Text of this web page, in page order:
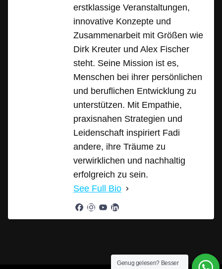
erstklassige Veranstaltungen,
innovative Konzepte und
Zusammenarbeit mit Größen wie
Dirk Kreuter und Alex Fischer
steht. Seine Mission ist es,
Menschen bei ihrer persönlichen
und beruflichen Entwicklung zu
unterstützen. Mit Empathie,
praxisnahen Strategien und
Leidenschaft inspiriert Fadi
andere, ihre Träume zu
verwirklichen und nachhaltig
erfolgreich zu sein.
See Full Bio
Genug gelesen? Besser